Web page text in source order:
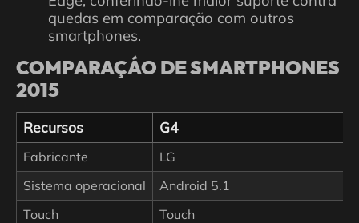
quedas em comparação com outros
smartphones.
COMPARAÇÁO DE SMARTPHONES
2015
Recursos G4
Fabricante
LG
Sistema operacional
Android 5.1
Touch
Touch